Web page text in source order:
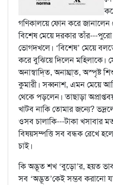
গণিকালয়ে ফোন করে জানালেন
বিশেষ মেয়ে দরকার তাঁর---
ভোগদখলে। ‘বিশেষ’ মেয়ে
করে বুঝিয়ে দিলেন মহিলাকে।
অনাস্বাদি্ত,‌ অনাঘ্রা্‌ত, অস্পৃষ্ট
কুমারী। সব্বনাশ, এমন মেয়ে
থেকে পড়লেন। তাছাড়া
খাটব নাকি তোমার জন্যে?
ওসব চালাকি---টাকা খসাবার
বিষয়সম্পত্তি সব বন্ধক রেখে
চাই।
কি অদ্ভূত শখ ‘বুড়ো’র, হয়ত
সব ‘অদ্ভূত’কেই সম্ভব করানো